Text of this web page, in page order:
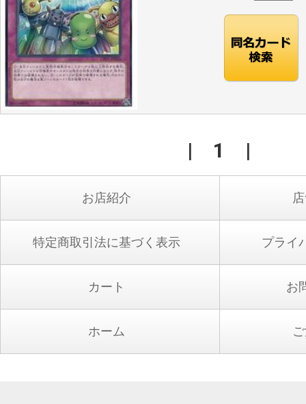
| 1 |
お店紹介
特定商取引法に基づく表示 プライ
カート お
ホーム